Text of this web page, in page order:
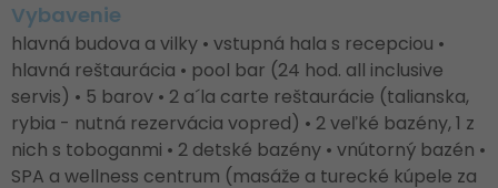
Vybavenie
hlavná budova a vilky • vstupná hala s recepciou •
hlavná reštaurácia • pool bar (24 hod. all inclusive
servis) • 5 barov • 2 a´la carte reštaurácie (talianska,
rybia - nutná rezervácia vopred) • 2 veľké bazény, 1 z
nich s toboganmi • 2 detské bazény • vnútorný bazén •
SPA a wellness centrum (masáže a turecké kúpele za